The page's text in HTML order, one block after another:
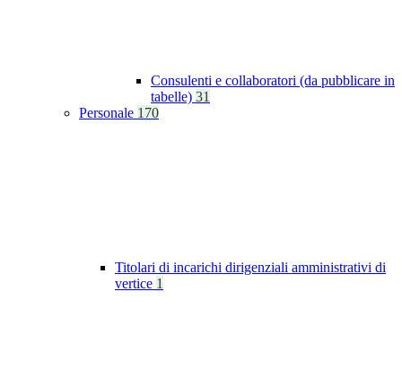
Consulenti e collaboratori (da pubblicare in
tabelle) 31
Personale 170
Titolari di incarichi dirigenziali amministrativi di
vertice 1